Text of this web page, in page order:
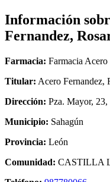
Información
Fernandez,
Farmacia: Farmacia
Titular: Acero Fernandez,
Dirección: Pza. Mayor, 23,
Municipio: Sahagún
Provincia: León
Comunidad: CASTILLA